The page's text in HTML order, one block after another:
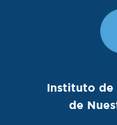
Instituto de
de